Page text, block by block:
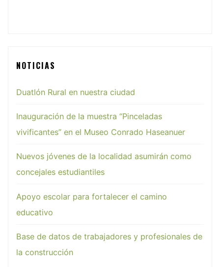
NOTICIAS
Duatlón Rural en nuestra ciudad
Inauguración de la muestra “Pinceladas
vivificantes” en el Museo Conrado Haseanuer
Nuevos jóvenes de la localidad asumirán como
concejales estudiantiles
Apoyo escolar para fortalecer el camino
educativo
Base de datos de trabajadores y profesionales de
la construcción